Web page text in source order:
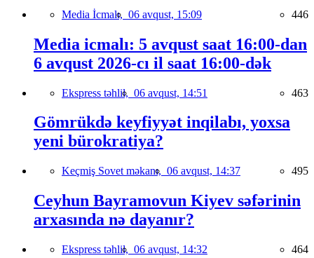
Media İcmalı, 06 avqust, 15:09 446
Media icmalı: 5 avqust saat 16:00-dan
6 avqust 2026-cı il saat 16:00-dək
Ekspress təhlil, 06 avqust, 14:51 463
Gömrükdə keyfiyyət inqilabı, yoxsa
yeni bürokratiya?
Keçmiş Sovet məkanı, 06 avqust, 14:37 495
Ceyhun Bayramovun Kiyev səfərinin
arxasında nə dayanır?
Ekspress təhlil, 06 avqust, 14:32 464